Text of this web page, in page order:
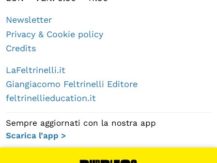
Newsletter
Privacy & Cookie policy
Credits
LaFeltrinelli.it
Giangiacomo Feltrinelli Editore
feltrinellieducation.it
Sempre aggiornati con la nostra app
Scarica l’app >